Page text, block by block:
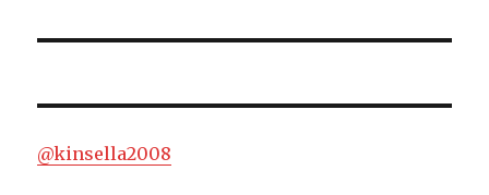
ー
ン
投
@kinsella2008